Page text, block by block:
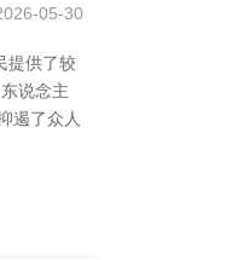
05-30
提供了较
说念主
遏了众人